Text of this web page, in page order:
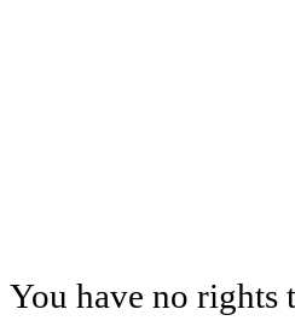
You have no rights